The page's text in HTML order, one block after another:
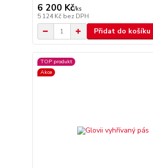
6 200 Kč/ks
5 124 Kč bez DPH
Přidat do košíku
TOP produkt
Akce